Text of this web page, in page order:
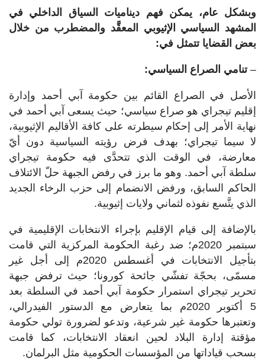
وبشكل عام، يمكن فهم ديناميات السياق الداخلي في
المشهد السياسي الإثيوبي المعقَّد والمضطرب من خلال
بعض القضايا تتمثل في:
–تنامي الصراع السياسي:
الأصل في الصراع القائم بين حكومة آبي أحمد وإدارة
إقليم تيجراي هو صراع سياسي؛ حيث يسعى آبي أحمد في
نهاية الأمر إلى إحكام سيطرته على كافة الأقاليم الإثيوبية،
لا سيما تيجراي؛ بهدف فرض رؤيته السياسية دون أيّ
معارضة، في الوقت الذي تتحدَّى فيه حكومة تيجراي
سلطة آبي أحمد. وهو ما برز في رفض الجبهة حلّ الائتلاف
الحاكم السابق، ورفض الانضمام إلى حزب الرخاء الجديد
الذي يتَّسع نفوذه لثماني ولايات إثيوبية.
بالإضافة إلى قيام الإقليم بإجراء الانتخابات الإقليمية في
سبتمبر 2020م؛ ضد رغبة الحكومة المركزية التي قامت
بتأجيل الانتخابات في أغسطس 2020م إلى أجل غير
مسمّى، بحجّة تفشّي جائحة كورونا؛ حيث ترفض جبهة
تحرير تيجراي استمرار حكومة آبي أحمد في السلطة بعد
5 أكتوبر 2020م بما يتعارض مع الدستور الفيدرالي،
وتعتبرها حكومة غير شرعية، وتدعو لضرورة تولي حكومة
مؤقتة إدارة البلاد لحين انعقاد الانتخابات، كما قامت
بسحب قياداتها من المؤسسات الحكومية مثل البرلمان.